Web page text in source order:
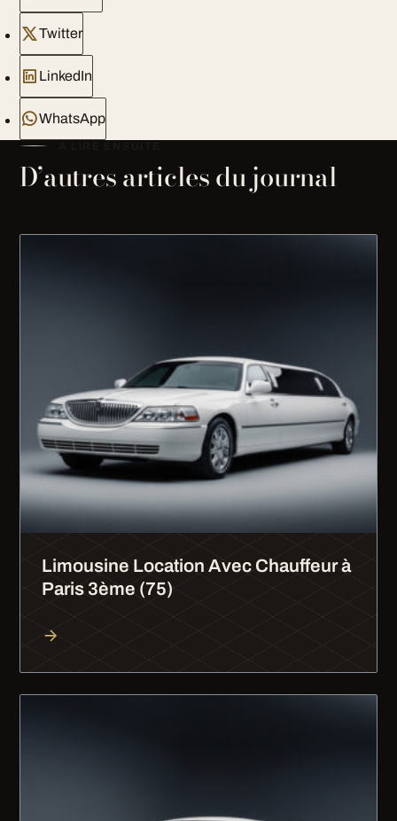
Twitter
LinkedIn
WhatsApp
D’autres articles du journal
Limousine Location Avec Chauffeur à
Paris 3ème (75)